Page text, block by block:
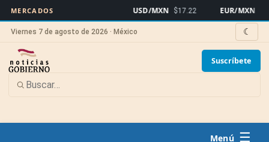
MERCADOS USD/MXN $17.22 EUR/MXN
Viernes 7 de agosto de 2026 · México ☾
Suscríbete
☰